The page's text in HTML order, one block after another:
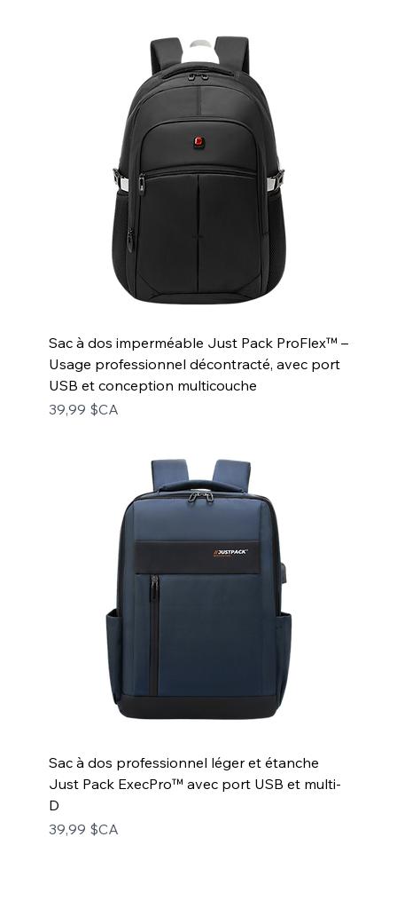
Sac à dos imperméable Just Pack ProFlex™ –
Usage professionnel décontracté, avec port
USB et conception multicouche
Prix
39,99 $CA
Sac à dos professionnel léger et étanche
Just Pack ExecPro™ avec port USB et multi-
D
Prix
39,99 $CA